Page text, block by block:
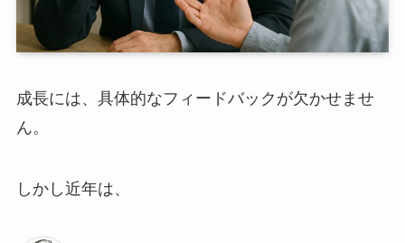
成長には、具体的なフィードバックが欠かせませ
ん。
しかし近年は、